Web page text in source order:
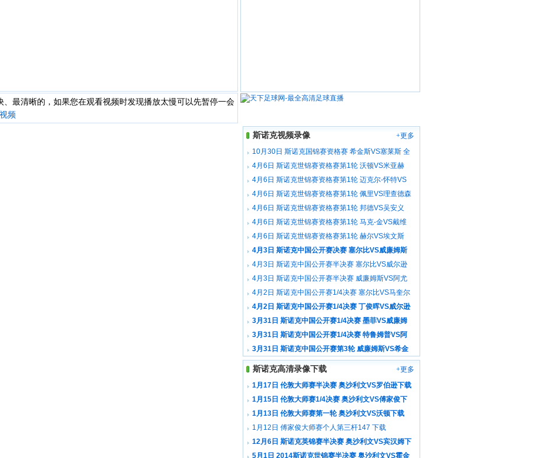
、最清晰的，如果您在观看视频时发现播放太慢可以先暂停一会
频
斯诺克视频录像
+更多
10月30日 斯诺克国锦赛资格赛 希金斯VS塞莱斯 全
场录像
4月6日 斯诺克世锦赛资格赛第1轮 沃顿VS米亚赫
全场录像
4月6日 斯诺克世锦赛资格赛第1轮 迈克尔-怀特VS
梅赫塔 全场录像
4月6日 斯诺克世锦赛资格赛第1轮 佩里VS理查德森
全场录像
4月6日 斯诺克世锦赛资格赛第1轮 邦德VS吴安义
全场录像
4月6日 斯诺克世锦赛资格赛第1轮 马克-金VS戴维
森 全场录像
4月6日 斯诺克世锦赛资格赛第1轮 赫尔VS埃文斯
全场录像
4月3日 斯诺克中国公开赛决赛 塞尔比VS威廉姆斯
全场录像
4月3日 斯诺克中国公开赛半决赛 塞尔比VS威尔逊
全场录像
4月3日 斯诺克中国公开赛半决赛 威廉姆斯VS阿尤
里 全场录像
4月2日 斯诺克中国公开赛1/4决赛 塞尔比VS马奎尔
全场录像
4月2日 斯诺克中国公开赛1/4决赛 丁俊晖VS威尔逊
全场录像
3月31日 斯诺克中国公开赛1/4决赛 墨菲VS威廉姆
斯 全场录像
3月31日 斯诺克中国公开赛1/4决赛 特鲁姆普VS阿
尤里 全场录像
3月31日 斯诺克中国公开赛第3轮 威廉姆斯VS希金
斯 全场录像
斯诺克高清录像下载
+更多
1月17日 伦敦大师赛半决赛 奥沙利文VS罗伯逊下载
1月15日 伦敦大师赛1/4决赛 奥沙利文VS傅家俊下
载1月13日 伦敦大师赛第一轮 奥沙利文VS沃顿下载
1月12日 傅家俊大师赛个人第三杆147 下载
12月6日 斯诺克英锦赛半决赛 奥沙利文VS宾汉姆下
载5月1日 2014斯诺克世锦赛半决赛 奥沙利文VS霍金